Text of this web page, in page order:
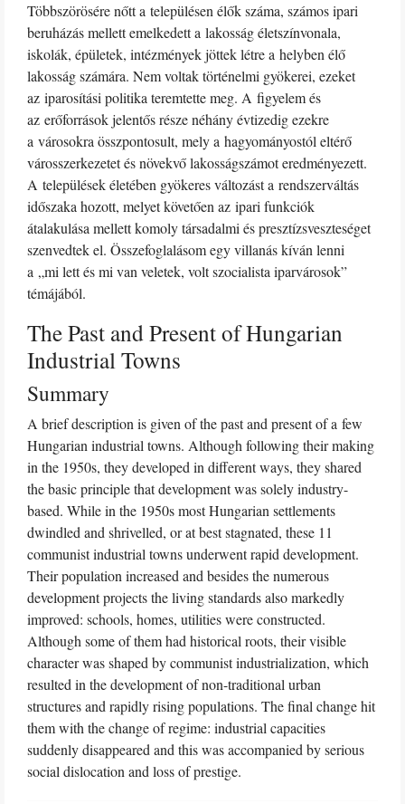
Többszörösére nőtt a településen élők száma, számos ipari
beruházás mellett emelkedett a lakosság életszínvonala,
iskolák, épületek, intézmények jöttek létre a helyben élő
lakosság számára. Nem voltak történelmi gyökerei, ezeket
az iparosítási politika teremtette meg. A figyelem és
az erőforrások jelentős része néhány évtizedig ezekre
a városokra összpontosult, mely a hagyományostól eltérő
városszerkezetet és növekvő lakosságszámot eredményezett.
A települések életében gyökeres változást a rendszerváltás
időszaka hozott, melyet követően az ipari funkciók
átalakulása mellett komoly társadalmi és presztízsveszteséget
szenvedtek el. Összefoglalásom egy villanás kíván lenni
a „mi lett és mi van veletek, volt szocialista iparvárosok”
témájából.
The Past and Present of Hungarian
Industrial Towns
Summary
A brief description is given of the past and present of a few
Hungarian industrial towns. Although following their making
in the 1950s, they developed in different ways, they shared
the basic principle that development was solely industry-
based. While in the 1950s most Hungarian settlements
dwindled and shrivelled, or at best stagnated, these 11
communist industrial towns underwent rapid development.
Their population increased and besides the numerous
development projects the living standards also markedly
improved: schools, homes, utilities were constructed.
Although some of them had historical roots, their visible
character was shaped by communist industrialization, which
resulted in the development of non-traditional urban
structures and rapidly rising populations. The final change hit
them with the change of regime: industrial capacities
suddenly disappeared and this was accompanied by serious
social dislocation and loss of prestige.